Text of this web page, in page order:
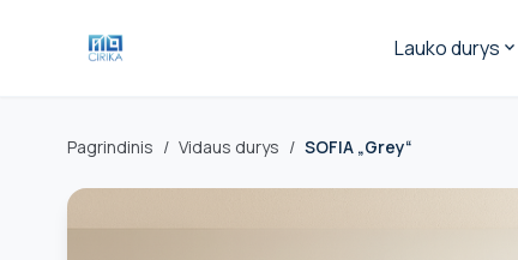
Lauko durys expand_more
Pagrindinis / Vidaus durys / SOFIA „Grey“